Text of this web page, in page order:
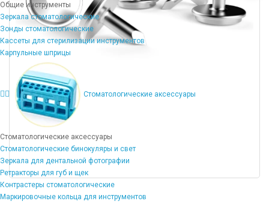
Общие инструменты
Зеркала стоматологические
Зонды стоматологические
Кассеты для стерилизации инструментов
Карпульные шприцы
Стоматологические аксессуары
Стоматологические аксессуары
Стоматологические бинокуляры и свет
Зеркала для дентальной фотографии
Ретракторы для губ и щек
Контрастеры стоматологические
Маркировочные кольца для инструментов